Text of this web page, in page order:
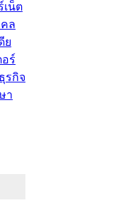
เน็ต
ล
ย
อร์
รกิจ
า